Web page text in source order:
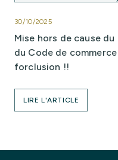
30/10/2025
Mise hors de cause
du Code de
forclusion !!
LIRE L'ARTICLE